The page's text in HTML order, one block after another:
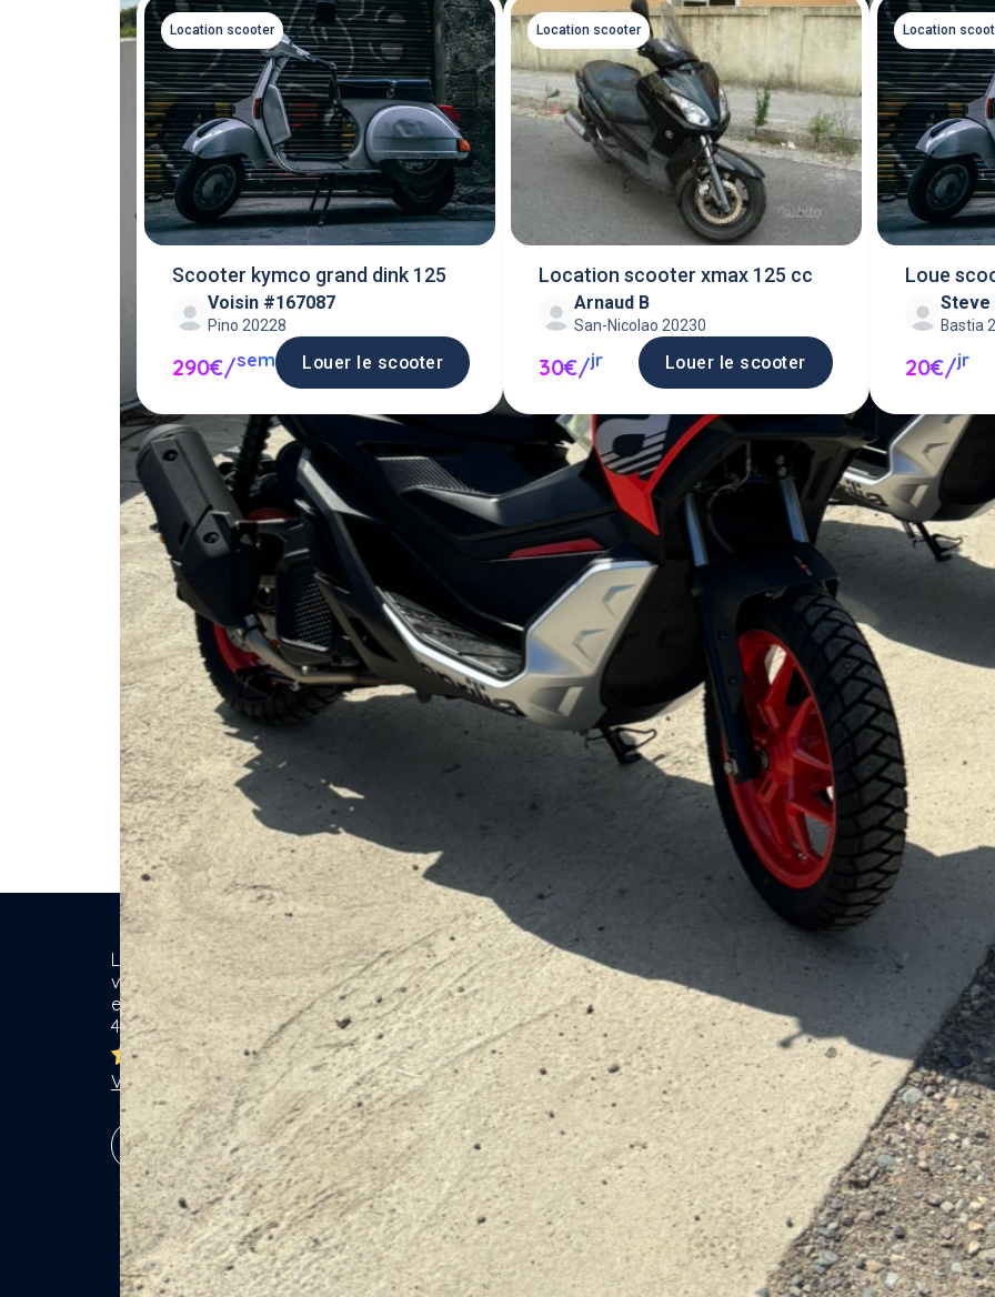
Location scooter
Scooter kymco grand dink 125
Voisin #167087
Pino 20228
290€/sem Louer le scooter
Location scooter
Location scooter xmax 125 cc
Arnaud B
San-Nicolao 20230
30€/jr Louer le scooter
Location
Loue
Steve
Bastia
20€/jr
Louer un scooter entre particuliers ou
scooter en location.
Poster une annonce
Location de matériel & Services entre
voisins. Voisiner, s'entraider... gagner
ensemble ! Particuliers & Professionnels.
4,8/5
Voir les 7766 avis
S'inscrire !
Catégories
Services
Location
Bricoleur
Jardinier
Garde d'animaux
Véhicules
Infos pratiques
Comment ça marche ?
Foire Aux Questions
Notre philosophie
Économie collaborative
Copyright - Kiwiiz.fr